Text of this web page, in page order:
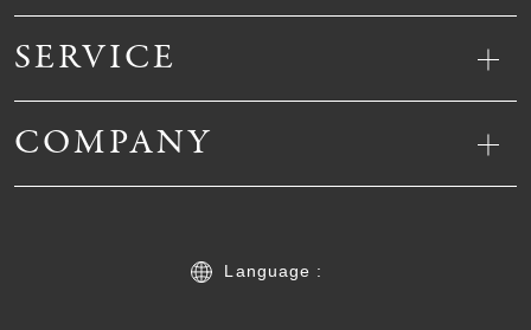
SERVICE
COMPANY
Language :